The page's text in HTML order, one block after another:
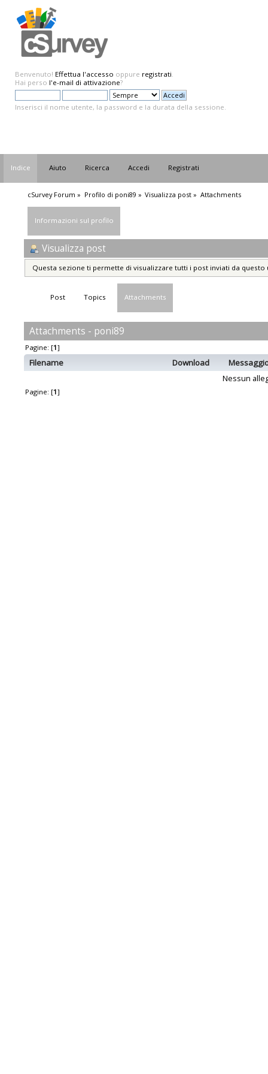
Benvenuto! Effettua l'accesso oppure registrati.
Hai perso l'e-mail di attivazione?
Inserisci il nome utente, la password e la durata della sessione.
Indice Aiuto Ricerca Accedi Registrati
cSurvey Forum » Profilo di poni89 » Visualizza post » Attachments
Informazioni sul profilo
Visualizza post
Questa sezione ti permette di visualizzare tutti i post inviati da
Post Topics Attachments
Attachments - poni89
Pagine: [1]
Filename Download
Nessun
Pagine: [1]